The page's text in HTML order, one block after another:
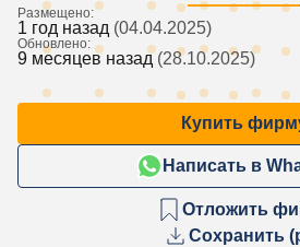
Размещено:
1 год назад (04.04.2025)
Обновлено:
9 месяцев назад (28.10.2025)
Купить
Написать в
Отложить
Сохранить